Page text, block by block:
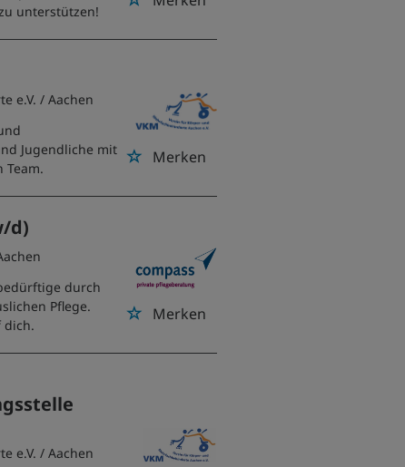
unterstützen!
Merken
e.V. / Aachen
Jugendliche mit
d)
Merken
durch
Pflege.
dich.
e.V. / Aachen